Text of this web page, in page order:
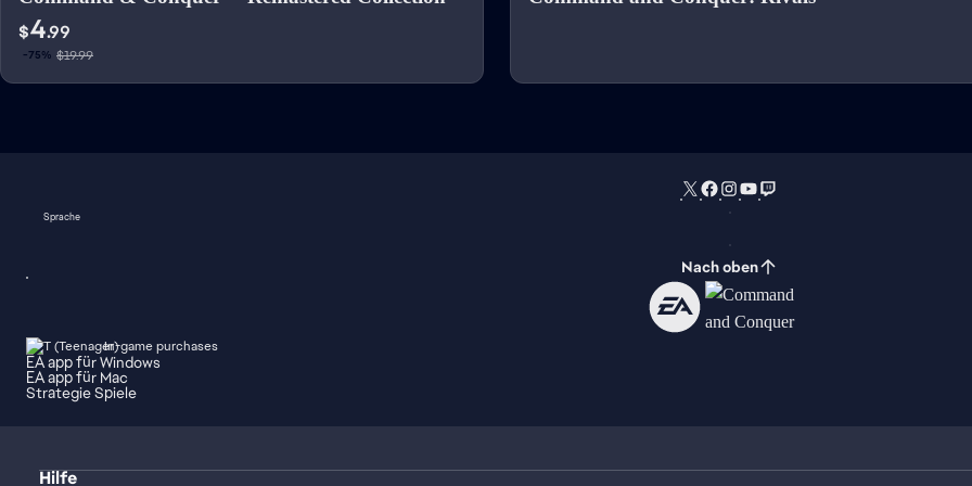
$4.99
-75% $19.99
Sprache
Nach oben
In-game purchases
EA app für Windows
EA app für Mac
Strategie Spiele
Hilfe